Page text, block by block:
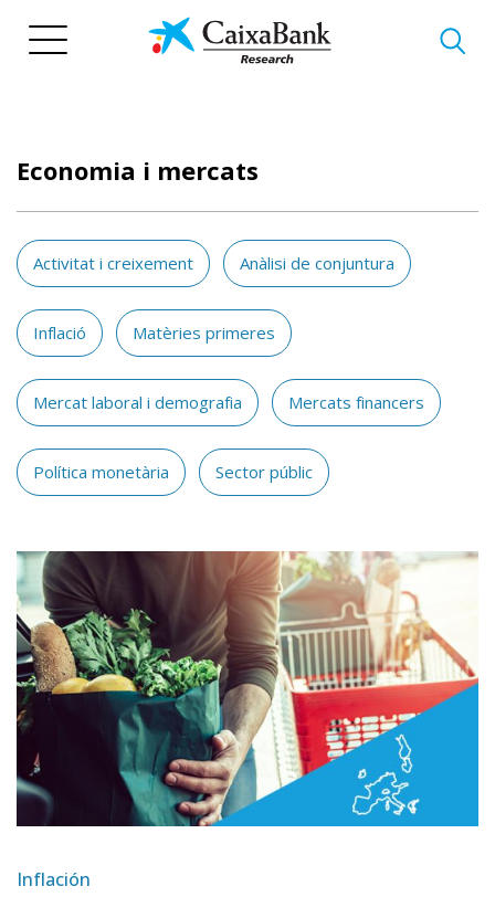
Economia i mercats
Activitat i creixement Anàlisi de conjuntura
Inflació Matèries primeres
Mercat laboral i demografia Mercats financers
Política monetària Sector públic
Inflación